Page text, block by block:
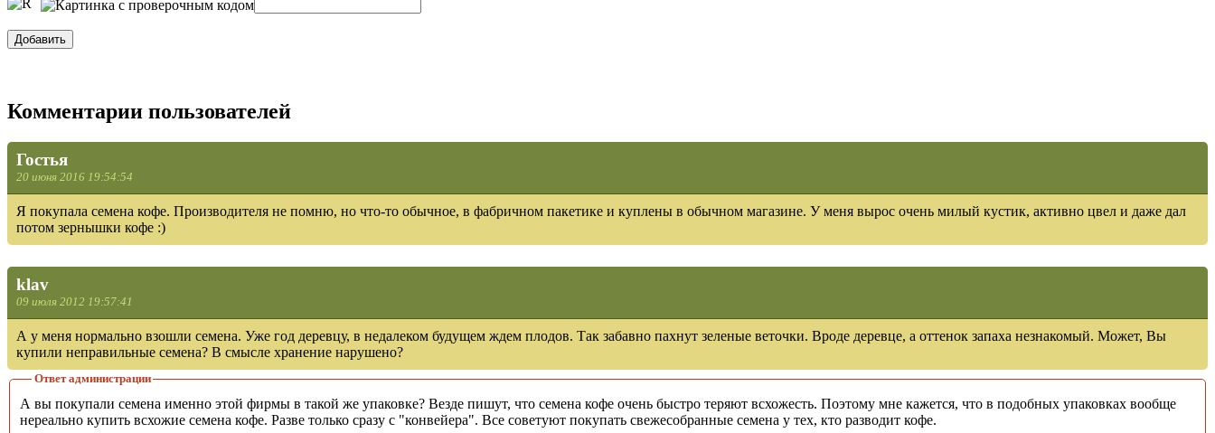
Комментарии пользователей
Гостья
20 июня 2016 19:54:54
Я покупала семена кофе. Производителя не помню, но что-то обычное, в фабричном пакетике и куплены в обычном магазине. У меня вырос очень милый кустик, активно цвел и даже дал
потом зернышки кофе :)
klav
09 июля 2012 19:57:41
А у меня нормально взошли семена. Уже год деревцу, в недалеком будущем ждем плодов. Так забавно пахнут зеленые веточки. Вроде деревце, а оттенок запаха незнакомый. Может, Вы
купили неправильные семена? В смысле хранение нарушено?
Ответ администрации
А вы покупали семена именно этой фирмы в такой же упаковке? Везде пишут, что семена кофе очень быстро теряют всхожесть. Поэтому мне кажется, что в подобных упаковках вообще
нереально купить всхожие семена кофе. Разве только сразу с "конвейера". Все советуют покупать свежесобранные семена у тех, кто разводит кофе.